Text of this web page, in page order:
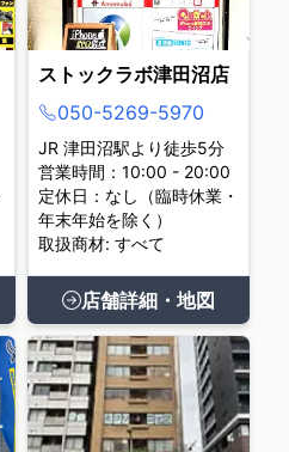
ストックラボ津田沼店
050-5269-5970
JR 津田沼駅より徒歩5分
営業時間：10:00 - 20:00
定休日：なし（臨時休業・
年末年始を除く）
取扱商材: すべて
店舗詳細・地図